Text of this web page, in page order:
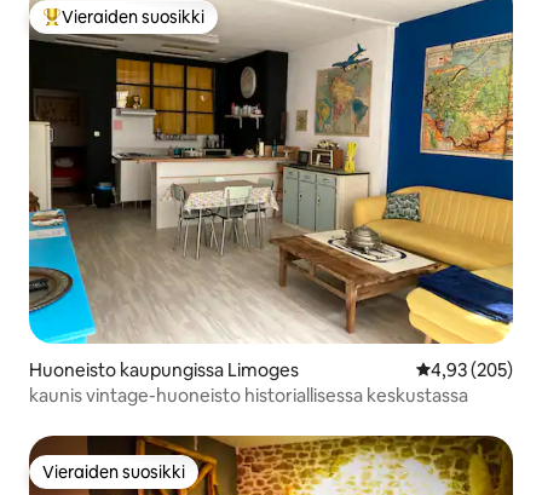
Vieraiden suosikkien parhaimmistoa
Vieraiden suosikki
Huoneisto kaupungissa Limoges
4,93 (205)
kaunis vintage-huoneisto historiallisessa keskustassa
Vieraiden suosikki
Vieraiden suosikki